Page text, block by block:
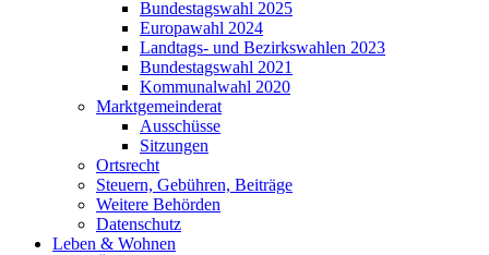
Bundestagswahl 2025
Europawahl 2024
Landtags- und Bezirkswahlen 2023
Bundestagswahl 2021
Kommunalwahl 2020
Marktgemeinderat
Ausschüsse
Sitzungen
Ortsrecht
Steuern, Gebühren, Beiträge
Weitere Behörden
Datenschutz
Leben & Wohnen